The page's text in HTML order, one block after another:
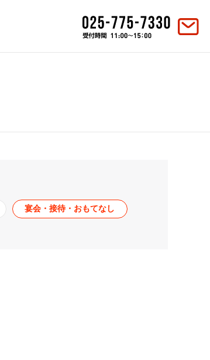
宴会・接待・おもてなし